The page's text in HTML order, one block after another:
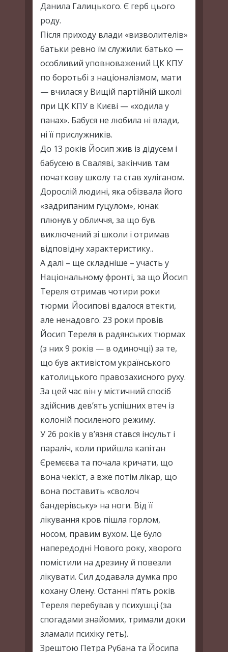
Данила Галицького. Є герб цього
роду.
Після приходу влади «визволителів»
батьки ревно їм служили: батько —
особливий уповноважений ЦК КПУ
по боротьбі з націоналізмом, мати
— вчилася у Вищій партійній школі
при ЦК КПУ в Києві — «ходила у
панах». Бабуся не любила ні влади,
ні її прислужників.
До 13 років Йосип жив із дідусем і
бабусею в Сваляві, закінчив там
початкову школу та став хуліганом.
Дорослій людині, яка обізвала його
«задрипаним гуцулом», юнак
плюнув у обличчя, за що був
виключений зі школи і отримав
відповідну характеристику..
А далі – ще складніше – участь у
Національному фронті, за що Йосип
Тереля отримав чотири роки
тюрми. Йосипові вдалося втекти,
але ненадовго. 23 роки провів
Йосип Тереля в радянських тюрмах
(з них 9 років — в одиночці) за те,
що був активістом українського
католицького правозахисного руху.
За цей час він у містичний спосіб
здійснив дев’ять успішних втеч із
колоній посиленого режиму.
У 26 років у в’язня стався інсульт і
параліч, коли прийшла капітан
Єремєєва та почала кричати, що
вона чекіст, а вже потім лікар, що
вона поставить «сволоч
бандерівську» на ноги. Від її
лікування кров пішла горлом,
носом, правим вухом. Це було
напередодні Нового року, хворого
помістили на дрезину й повезли
лікувати. Сил додавала думка про
кохану Олену. Останні п’ять років
Тереля перебував у психушці (за
спогадами знайомих, тримали доки
зламали психіку геть).
Зрештою Петра Рубана та Йосипа